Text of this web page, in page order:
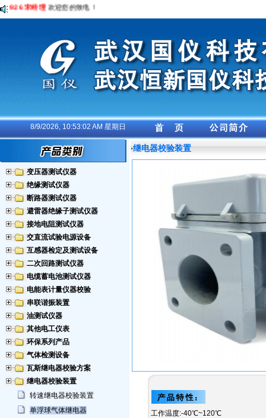
宋经理欢迎您的致电！
8/9/2026, 10:53:03 AM 星期日
变压器测试仪器
绝缘测试仪器
断路器测试仪器
避雷器绝缘子测试仪器
接地电阻测试仪器
交直流试验电源设备
互感器检定及测试设备
二次回路测试仪器
电缆蓄电池测试仪器
电能表计量仪器校验
串联谐振装置
油测试仪器
其他电工仪表
环保系列产品
气体检测设备
瓦斯继电器校验方案
继电器校验装置
转速继电器校验装置
单浮球气体继电器
·继电器校验装置
工作温度:-40℃~120℃